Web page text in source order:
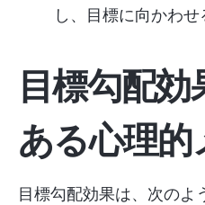
し、目標に向かわせ
目標勾配
ある心理
目標勾配効果は、次のよ